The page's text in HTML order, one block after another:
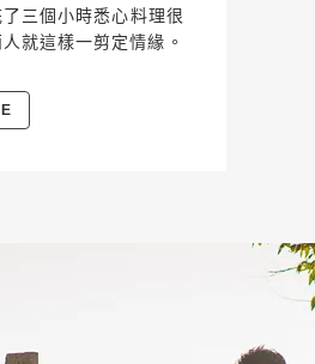
三個小時悉心料理很
就這樣一剪定情緣。